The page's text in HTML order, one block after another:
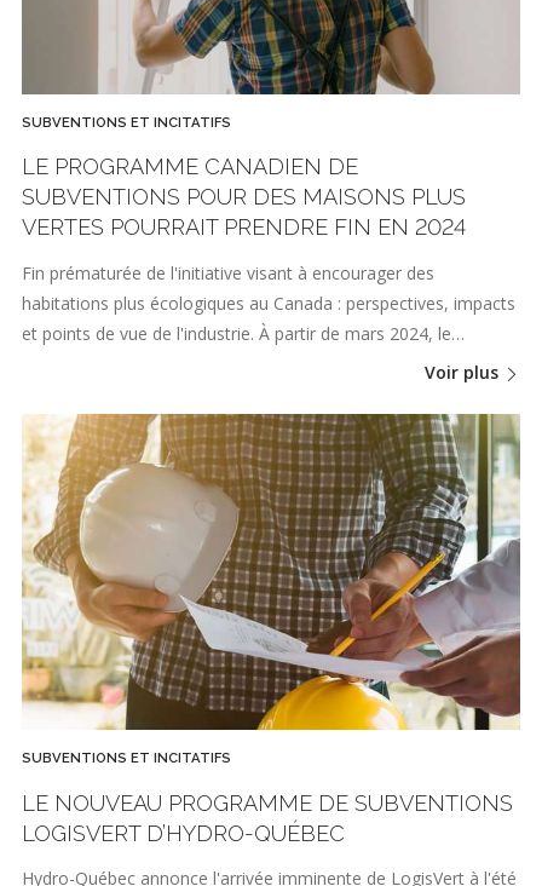
SUBVENTIONS ET INCITATIFS
LE PROGRAMME CANADIEN DE
SUBVENTIONS POUR DES MAISONS PLUS
VERTES POURRAIT PRENDRE FIN EN 2024
Fin prématurée de l'initiative visant à encourager des
habitations plus écologiques au Canada : perspectives, impacts
et points de vue de l'industrie. À partir de mars 2024, le…
Voir plus
SUBVENTIONS ET INCITATIFS
LE NOUVEAU PROGRAMME DE SUBVENTIONS
LOGISVERT D’HYDRO-QUÉBEC
Hydro-Québec annonce l'arrivée imminente de LogisVert à l'été